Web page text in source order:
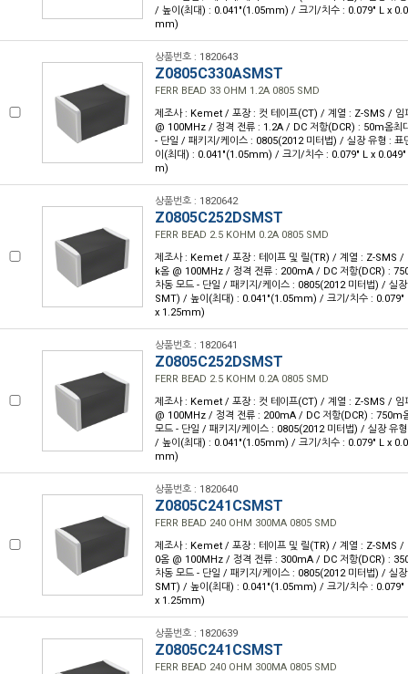
/ 높이(최대) : 0.041"(1.05mm) / 크기/치수 : 0.079" L x
mm)
상품번호 : 1820643
Z0805C330ASMST
FERR BEAD 33 OHM 1.2A 0805 SMD
제조사 : Kemet / 포장 : 컷 테이프(CT) / 계열 : Z-SMS / 임
@ 100MHz / 정격 전류 : 1.2A / DC 저항(DCR) : 50m옴최
- 단일 / 패키지/케이스 : 0805(2012 미터법) / 실장 유형 :
이(최대) : 0.041"(1.05mm) / 크기/치수 : 0.079" L x
m)
상품번호 : 1820642
Z0805C252DSMST
FERR BEAD 2.5 KOHM 0.2A 0805 SMD
제조사 : Kemet / 포장 : 테이프 및 릴(TR) / 계열 : Z-SMS /
k옴 @ 100MHz / 정격 전류 : 200mA / DC 저항(DCR) :
차동 모드 - 단일 / 패키지/케이스 : 0805(2012 미터법) / 실
SMT) / 높이(최대) : 0.041"(1.05mm) / 크기/치수 :
x 1.25mm)
상품번호 : 1820641
Z0805C252DSMST
FERR BEAD 2.5 KOHM 0.2A 0805 SMD
제조사 : Kemet / 포장 : 컷 테이프(CT) / 계열 : Z-SMS / 임
@ 100MHz / 정격 전류 : 200mA / DC 저항(DCR) : 750m
모드 - 단일 / 패키지/케이스 : 0805(2012 미터법) / 실장 유
/ 높이(최대) : 0.041"(1.05mm) / 크기/치수 : 0.079" L x
mm)
상품번호 : 1820640
Z0805C241CSMST
FERR BEAD 240 OHM 300MA 0805 SMD
제조사 : Kemet / 포장 : 테이프 및 릴(TR) / 계열 : Z-SMS /
0옴 @ 100MHz / 정격 전류 : 300mA / DC 저항(DCR) :
차동 모드 - 단일 / 패키지/케이스 : 0805(2012 미터법) / 실
SMT) / 높이(최대) : 0.041"(1.05mm) / 크기/치수 :
x 1.25mm)
상품번호 : 1820639
Z0805C241CSMST
FERR BEAD 240 OHM 300MA 0805 SMD